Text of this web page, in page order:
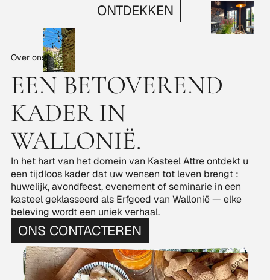
ONTDEKKEN
Over ons
EEN BETOVEREND
KADER IN
WALLONIË.
In het hart van het domein van Kasteel Attre ontdekt u
een tijdloos kader dat uw wensen tot leven brengt :
huwelijk, avondfeest, evenement of seminarie in een
kasteel geklasseerd als Erfgoed van Wallonië — elke
beleving wordt een uniek verhaal.
ONS CONTACTEREN